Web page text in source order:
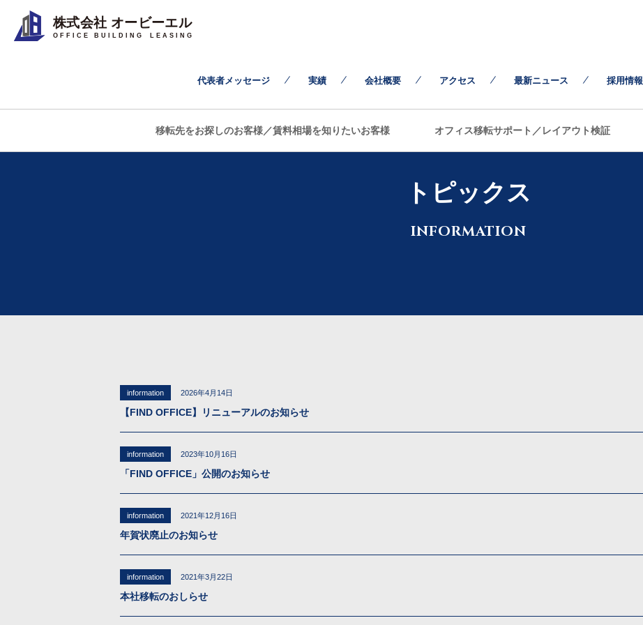
株式会社 オービーエル
O F F I C E B U I L D I N G L E A S I N G
代表者メッセージ 実績 会社概要 アクセス 最新ニュース 採用情報
移転先をお探しのお客様／賃料相場を知りたいお客様 オフィス移転サポート／レイアウト検証
トピックス
INFORMATION
information 2026年4月14日
【FIND OFFICE】リニューアルのお知らせ
information 2023年10月16日
「FIND OFFICE」公開のお知らせ
information 2021年12月16日
年賀状廃止のお知らせ
information 2021年3月22日
本社移転のおしらせ